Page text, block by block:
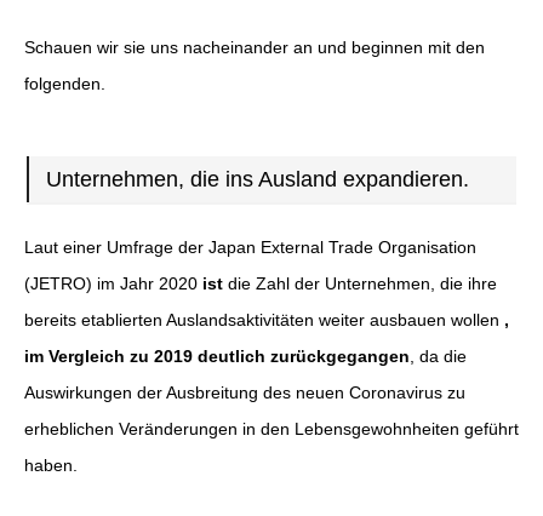
Schauen wir sie uns nacheinander an und beginnen mit den
folgenden.
Unternehmen, die ins Ausland expandieren.
Laut einer Umfrage der Japan External Trade Organisation
(JETRO) im Jahr 2020 ist die Zahl der Unternehmen, die ihre
bereits etablierten Auslandsaktivitäten weiter ausbauen wollen ,
im Vergleich zu 2019 deutlich zurückgegangen , da die
Auswirkungen der Ausbreitung des neuen Coronavirus zu
erheblichen Veränderungen in den Lebensgewohnheiten geführt
haben.